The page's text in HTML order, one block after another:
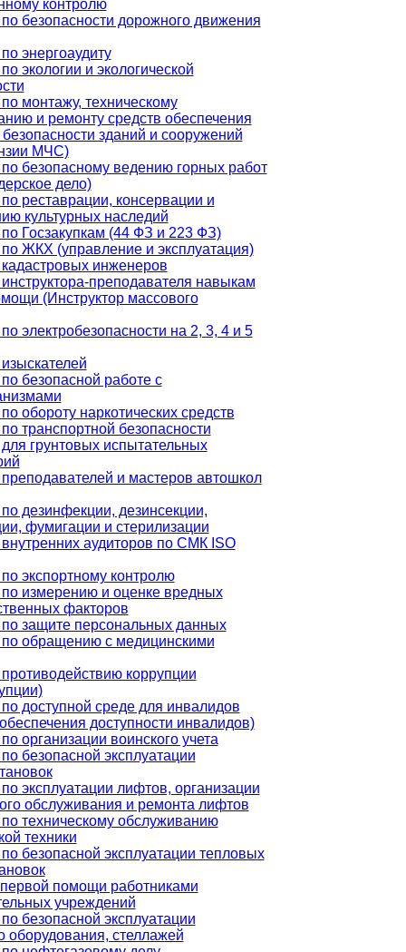
контролю
безопасности дорожного движения
энергоаудиту
экологии и экологической
монтажу, техническому
и ремонту средств обеспечения
зданий и сооружений
МЧС)
безопасному ведению горных работ
дело)
реставрации, консервации и
культурных наследий
Госзакупкам (44 ФЗ и 223 ФЗ)
ЖКХ (управление и эксплуатация)
инженеров
преподавателя навыкам
(Инструктор массового
электробезопасности на 2, 3, 4 и 5
безопасной работе с
обороту наркотических средств
транспортной безопасности
грунтовых испытательных
и мастеров автошкол
дезинфекции, дезинсекции,
фумигации и стерилизации
аудиторов по СМК ISO
экспортному контролю
измерению и оценке вредных
факторов
защите персональных данных
обращению с медицинскими
коррупции
доступной среде для инвалидов
доступности инвалидов)
организации воинского учета
безопасной эксплуатации
эксплуатации лифтов, организации
обслуживания и ремонта лифтов
техническому обслуживанию
техники
безопасной эксплуатации тепловых
помощи работниками
учреждений
безопасной эксплуатации
оборудования, стеллажей